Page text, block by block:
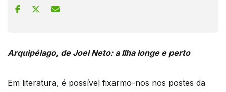
Arquipélago, de Joel Neto: a Ilha longe e perto
Em literatura, é possível fixarmo-nos nos postes da